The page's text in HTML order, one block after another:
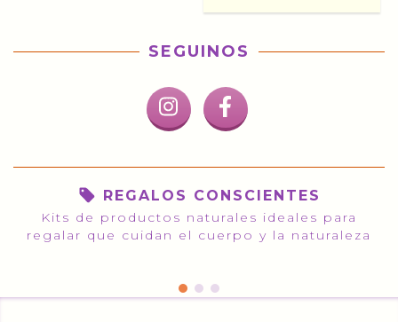
SEGUINOS
REGALOS CONSCIENTES
Kits de productos naturales ideales para
regalar que cuidan el cuerpo y la naturaleza